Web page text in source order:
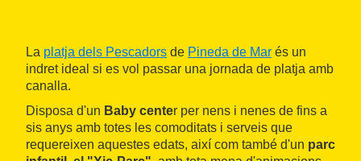
La platja dels Pescadors de Pineda de Mar és un
indret ideal si es vol passar una jornada de platja amb
canalla.
Disposa d'un Baby center per nens i nenes de fins a
sis anys amb totes les comoditats i serveis que
requereixen aquestes edats, així com també d'un parc